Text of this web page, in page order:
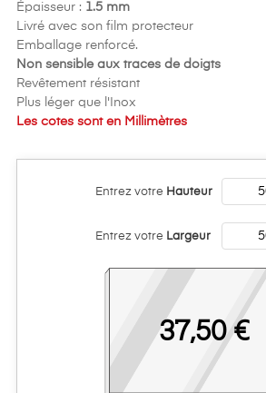
Épaisseur : 1.5 mm
Livré avec son film protecteur
Emballage renforcé.
Non sensible aux traces de doigts
Revêtement résistant
Plus léger que l'Inox
Les cotes sont en Millimètres
Entrez votre Hauteur
Entrez votre Largeur
37,50 €